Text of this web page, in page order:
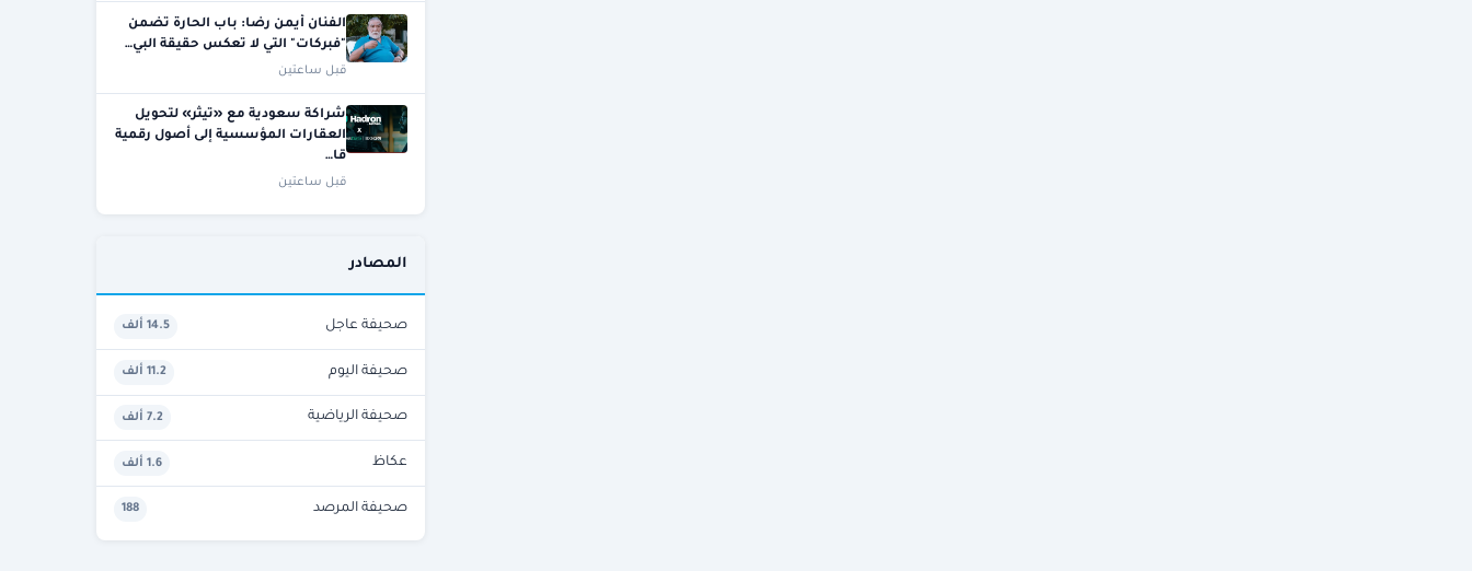
الفنان أيمن رضا: باب الحارة تضمن
"فبركات" التي لا تعكس حقيقة البي…
قبل ساعتين
شراكة سعودية مع «تيثر» لتحويل
العقارات المؤسسية إلى أصول رقمية
قا…
قبل ساعتين
المصادر
صحيفة عاجل 14.5 ألف
صحيفة اليوم 11.2 ألف
صحيفة الرياضية 7.2 ألف
عكاظ 1.6 ألف
صحيفة المرصد 188